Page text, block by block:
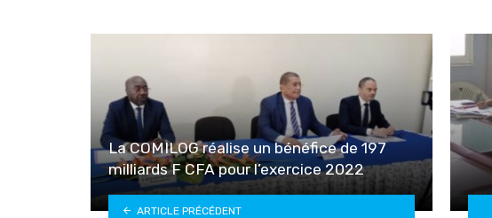
La COMILOG réalise un bénéfice de 197
milliards F CFA pour l’exercice 2022
ARTICLE PRÉCÉDENT